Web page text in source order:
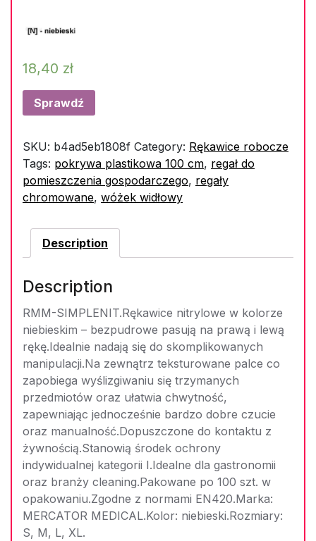
18,40 zł
Sprawdź
SKU: b4ad5eb1808f Category: Rękawice robocze
Tags: pokrywa plastikowa 100 cm, regał do
pomieszczenia gospodarczego, regały
chromowane, wóżek widłowy
Description
Description
RMM-SIMPLENIT.Rękawice nitrylowe w kolorze
niebieskim – bezpudrowe pasują na prawą i lewą
rękę.Idealnie nadają się do skomplikowanych
manipulacji.Na zewnątrz teksturowane palce co
zapobiega wyślizgiwaniu się trzymanych
przedmiotów oraz ułatwia chwytność,
zapewniając jednocześnie bardzo dobre czucie
oraz manualność.Dopuszczone do kontaktu z
żywnością.Stanowią środek ochrony
indywidualnej kategorii I.Idealne dla gastronomii
oraz branży cleaning.Pakowane po 100 szt. w
opakowaniu.Zgodne z normami EN420.Marka:
MERCATOR MEDICAL.Kolor: niebieski.Rozmiary:
S, M, L, XL.